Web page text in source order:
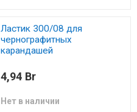
Ластик 300/08 для
чернографитных
карандашей
4,94 Br
Нет в наличии